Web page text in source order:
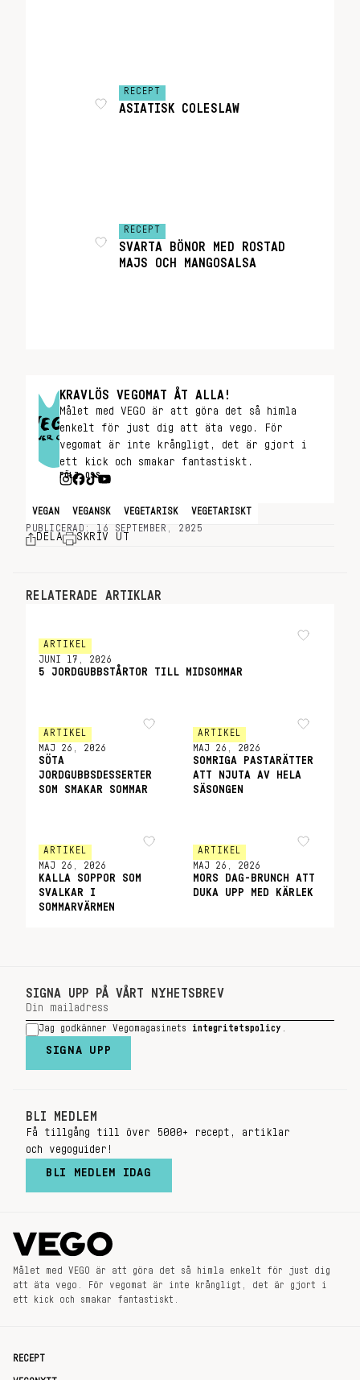
RECEPT
ASIATISK COLESLAW
RECEPT
SVARTA BÖNOR MED ROSTAD
MAJS OCH MANGOSALSA
KRAVLÖS VEGOMAT ÅT ALLA!
Målet med VEGO är att göra det så himla
enkelt för just dig att äta vego. För
vegomat är inte krångligt, det är gjort i
ett kick och smakar fantastiskt.
FÖLJ OSS
VEGAN VEGANSK VEGETARISK
VEGETARISKT
PUBLICERAD: 16 SEPTEMBER, 2025
DELA SKRIV UT
RELATERADE ARTIKLAR
ARTIKEL
JUNI 17, 2026
5 JORDGUBBSTÅRTOR TILL MIDSOMMAR
ARTIKEL
MAJ 26, 2026
SÖTA
JORDGUBBSDESSERTER
SOM SMAKAR SOMMAR
ARTIKEL
MAJ 26, 2026
SOMRIGA PASTARÄTTER
ATT NJUTA AV HELA
SÄSONGEN
ARTIKEL
MAJ 26, 2026
KALLA SOPPOR SOM
SVALKAR I
SOMMARVÄRMEN
ARTIKEL
MAJ 26, 2026
MORS DAG-BRUNCH ATT
DUKA UPP MED KÄRLEK
SIGNA UPP PÅ VÅRT NYHETSBREV
Jag godkänner Vegomagasinets integritetspolicy
SIGNA UPP
BLI MEDLEM
Få tillgång till över 5000+ recept, artiklar
och vegoguider!
BLI MEDLEM IDAG
Målet med VEGO är att göra det så himla enkelt för just dig
att äta vego. För vegomat är inte krångligt, det är gjort i
ett kick och smakar fantastiskt.
RECEPT